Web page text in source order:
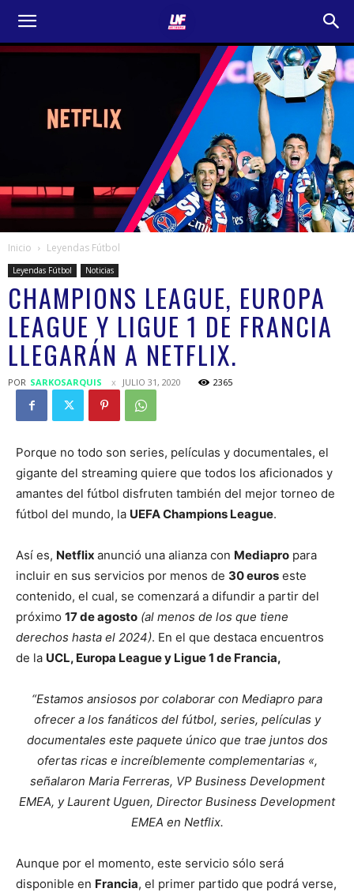
Inicio Leyendas Fútbol
Leyendas Fútbol Noticias
CHAMPIONS LEAGUE, EUROPA
LEAGUE Y LIGUE 1 DE FRANCIA
LLEGARÁN A NETFLIX.
POR SARKOSARQUIS JULIO 31, 2020 2365
Porque no todo son series, películas y documentales, el
gigante del streaming quiere que todos los aficionados y
amantes del fútbol disfruten también del mejor torneo de
fútbol del mundo, la UEFA Champions League.
Así es, Netflix anunció una alianza con Mediapro para
incluir en sus servicios por menos de 30 euros este
contenido, el cual, se comenzará a difundir a partir del
próximo 17 de agosto (al menos de los que tiene
derechos hasta el 2024). En el que destaca encuentros
de la UCL, Europa League y Ligue 1 de Francia,
“Estamos ansiosos por colaborar con Mediapro para
ofrecer a los fanáticos del fútbol, series, películas y
documentales este paquete único que trae juntos dos
ofertas ricas e increíblemente complementarias «,
señalaron Maria Ferreras, VP Business Development
EMEA, y Laurent Uguen, Director Business Development
EMEA en Netflix.
Aunque por el momento, este servicio sólo será
disponible en Francia, el primer partido que podrá verse,